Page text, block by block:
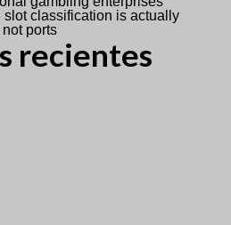
classification is actually
ports
recientes